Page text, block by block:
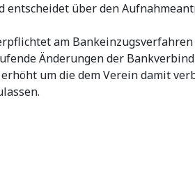
über den
am
Änderungen der
um die dem Verein damit